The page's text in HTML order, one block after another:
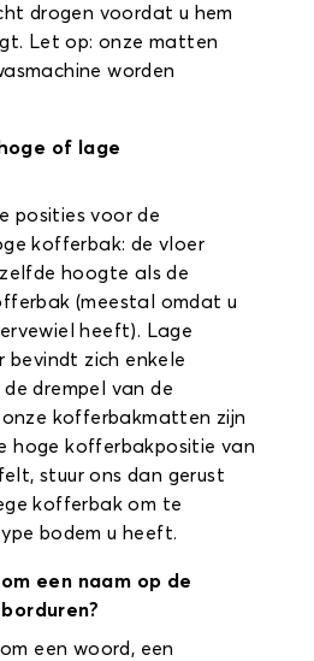
drogen voordat u hem
Let op: onze matten
worden
of lage
posities voor de
kofferbak: de vloer
hoogte als de
(meestal omdat u
heeft). Lage
bevindt zich enkele
drempel van de
kofferbakmatten zijn
hoge kofferbakpositie van
stuur ons dan gerust
kofferbak om te
bodem u heeft.
een naam op de
een woord, een